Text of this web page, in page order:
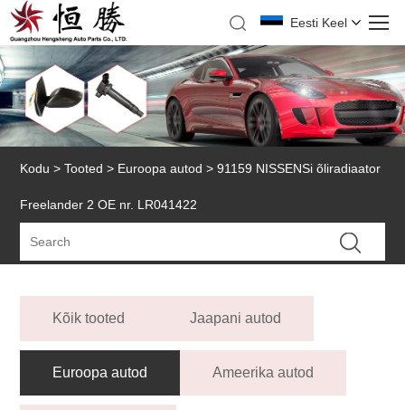
Eesti Keel
Kodu > Tooted > Euroopa autod > 91159 NISSENSi õliradiaator
Freelander 2 OE nr. LR041422
Kõik tooted Jaapani autod
Euroopa autod Ameerika autod